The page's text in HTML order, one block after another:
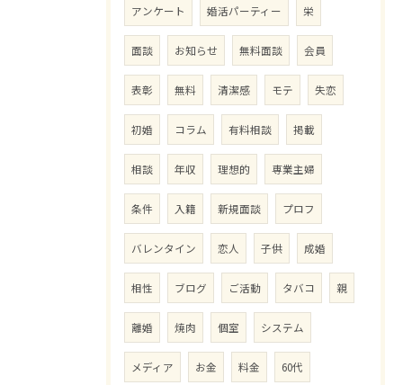
アンケート 婚活パーティー 栄
面談 お知らせ 無料面談 会員
表彰 無料 清潔感 モテ 失恋
初婚 コラム 有料相談 掲載
相談 年収 理想的 専業主婦
条件 入籍 新規面談 プロフ
バレンタイン 恋人 子供 成婚
相性 ブログ ご活動 タバコ 親
離婚 焼肉 個室 システム
メディア お金 料金 60代